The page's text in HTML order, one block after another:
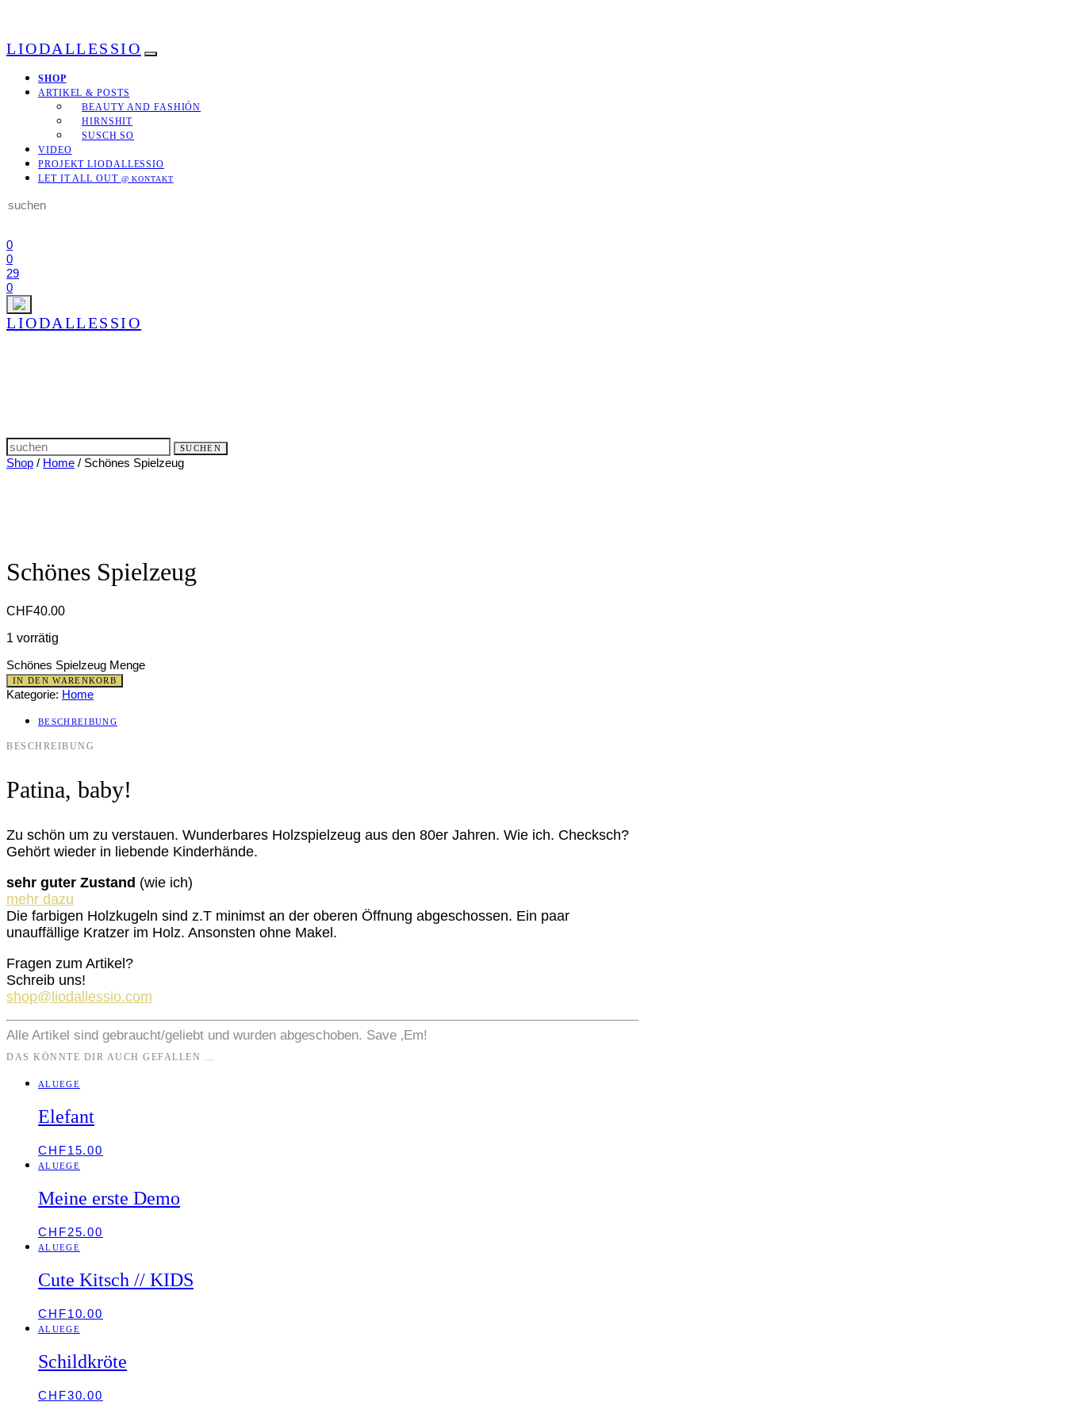
LIODALLESSIO
SHOP
ARTIKEL & POSTS
BEAUTY AND FASHIÓN
HIRNSHIT
SUSCH SO
VIDEO
PROJEKT LIODALLESSIO
LET IT ALL OUT @ KONTAKT
Search
0
0
29
0
LIODALLESSIO
Search
for:
SUCHEN
Shop / Home / Schönes Spielzeug
Schönes Spielzeug
CHF40.00
1 vorrätig
Schönes Spielzeug Menge
IN DEN WARENKORB
Kategorie: Home
BESCHREIBUNG
BESCHREIBUNG
Patina, baby!
Zu schön um zu verstauen. Wunderbares Holzspielzeug aus den 80er Jahren. Wie ich. Checksch?
Gehört wieder in liebende Kinderhände.
sehr guter Zustand (wie ich)
mehr dazu
Die farbigen Holzkugeln sind z.T minimst an der oberen Öffnung abgeschossen. Ein paar
unauffällige Kratzer im Holz. Ansonsten ohne Makel.
Fragen zum Artikel?
Schreib uns!
shop@liodallessio.com
Alle Artikel sind gebraucht/geliebt und wurden abgeschoben. Save ‚Em!
DAS KÖNNTE DIR AUCH GEFALLEN …
ALUEGE
Elefant
CHF15.00
ALUEGE
Meine erste Demo
CHF25.00
ALUEGE
Cute Kitsch // KIDS
CHF10.00
ALUEGE
Schildkröte
CHF30.00